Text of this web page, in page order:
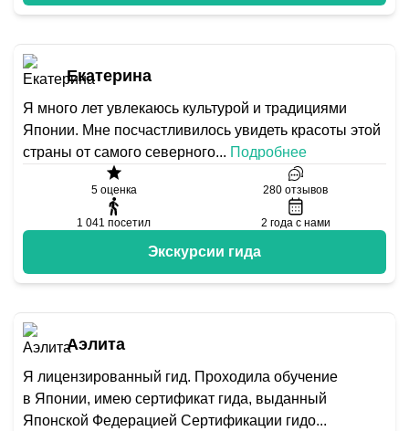
Екатерина
Я много лет увлекаюсь культурой и традициями
Японии. Мне посчастливилось увидеть красоты этой
страны от самого северного... Подробнее
5оценка 280 отзывов
1 041 посетил 2 года с нами
Экскурсии гида
Аэлита
Я лицензированный гид. Проходила обучение
в Японии, имею сертификат гида, выданный
Японской Федерацией Сертификации гидо...